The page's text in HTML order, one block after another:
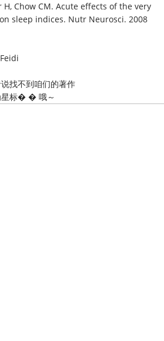
H, Chow CM. Acute effects of the very
sleep indices. Nutr Neurosci. 2008
找不到咱们的著作
星标� � 哦～